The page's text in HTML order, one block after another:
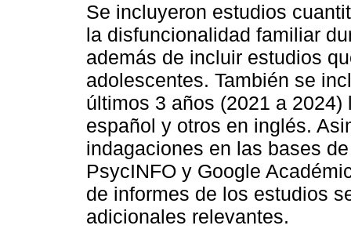
Se incluyeron estudios
la disfuncionalidad familiar
además de incluir estudios
adolescentes. También se
últimos 3 años (2021 a
español y otros en inglés.
indagaciones en las bases
PsycINFO y Google
de informes de los estudios
adicionales relevantes.